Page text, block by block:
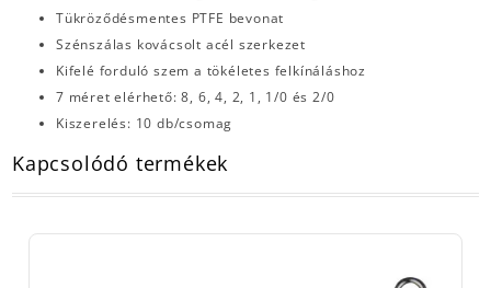
Tükröződésmentes PTFE bevonat
Szénszálas kovácsolt acél szerkezet
Kifelé forduló szem a tökéletes felkínáláshoz
7 méret elérhető: 8, 6, 4, 2, 1, 1/0 és 2/0
Kiszerelés: 10 db/csomag
Kapcsolódó termékek